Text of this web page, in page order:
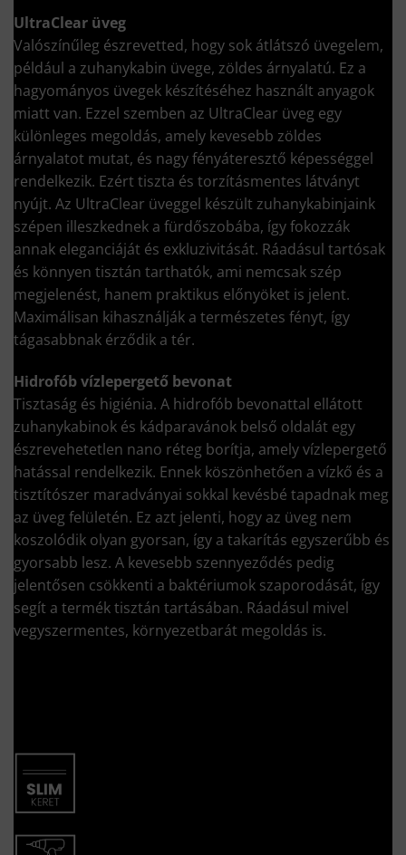
UltraClear üveg
Valószínűleg észrevetted, hogy sok átlátszó üvegelem,
például a zuhanykabin üvege, zöldes árnyalatú. Ez a
hagyományos üvegek készítéséhez használt anyagok
miatt van. Ezzel szemben az UltraClear üveg egy
különleges megoldás, amely kevesebb zöldes
árnyalatot mutat, és nagy fényáteresztő képességgel
rendelkezik. Ezért tiszta és torzításmentes látványt
nyújt. Az UltraClear üveggel készült zuhanykabinjaink
szépen illeszkednek a fürdőszobába, így fokozzák
annak eleganciáját és exkluzivitását. Ráadásul tartósak
és könnyen tisztán tarthatók, ami nemcsak szép
megjelenést, hanem praktikus előnyöket is jelent.
Maximálisan kihasználják a természetes fényt, így
tágasabbnak érződik a tér.
Hidrofób vízlepergető bevonat
Tisztaság és higiénia. A hidrofób bevonattal ellátott
zuhanykabinok és kádparavánok belső oldalát egy
észrevehetetlen nano réteg borítja, amely vízlepergető
hatással rendelkezik. Ennek köszönhetően a vízkő és a
tisztítószer maradványai sokkal kevésbé tapadnak meg
az üveg felületén. Ez azt jelenti, hogy az üveg nem
koszolódik olyan gyorsan, így a takarítás egyszerűbb és
gyorsabb lesz. A kevesebb szennyeződés pedig
jelentősen csökkenti a baktériumok szaporodását, így
segít a termék tisztán tartásában. Ráadásul mivel
vegyszermentes, környezetbarát megoldás is.